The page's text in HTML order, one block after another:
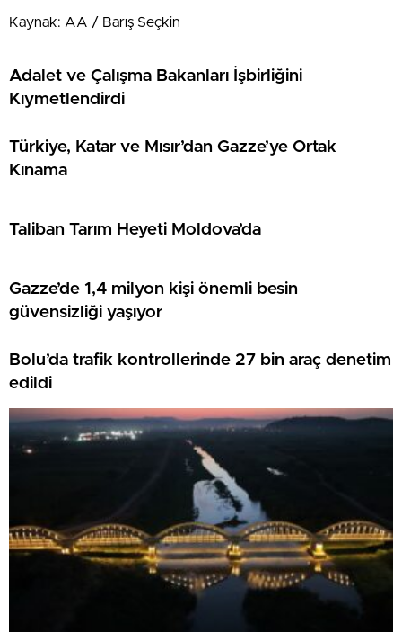
Kaynak: AA / Barış Seçkin
Adalet ve Çalışma Bakanları İşbirliğini
Kıymetlendirdi
Türkiye, Katar ve Mısır’dan Gazze’ye Ortak
Kınama
Taliban Tarım Heyeti Moldova’da
Gazze’de 1,4 milyon kişi önemli besin
güvensizliği yaşıyor
Bolu’da trafik kontrollerinde 27 bin araç denetim
edildi